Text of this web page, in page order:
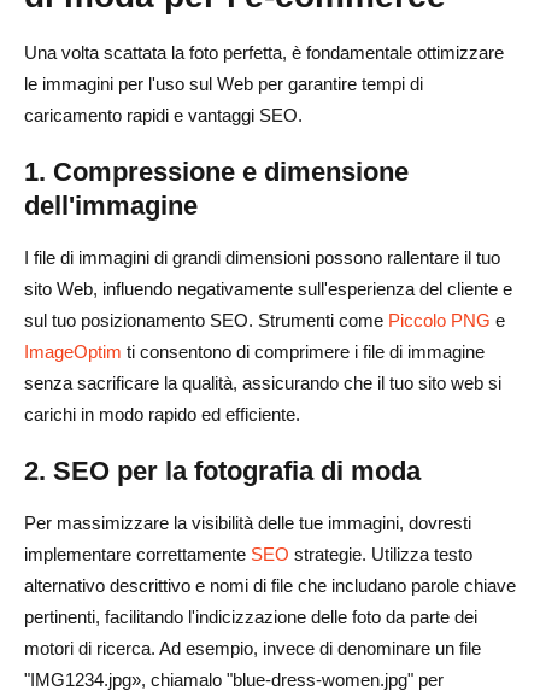
Una volta scattata la foto perfetta, è fondamentale ottimizzare
le immagini per l'uso sul Web per garantire tempi di
caricamento rapidi e vantaggi SEO.
1. Compressione e dimensione
dell'immagine
I file di immagini di grandi dimensioni possono rallentare il tuo
sito Web, influendo negativamente sull'esperienza del cliente e
sul tuo posizionamento SEO. Strumenti come Piccolo PNG e
ImageOptim ti consentono di comprimere i file di immagine
senza sacrificare la qualità, assicurando che il tuo sito web si
carichi in modo rapido ed efficiente.
2. SEO per la fotografia di moda
Per massimizzare la visibilità delle tue immagini, dovresti
implementare correttamente SEO strategie. Utilizza testo
alternativo descrittivo e nomi di file che includano parole chiave
pertinenti, facilitando l'indicizzazione delle foto da parte dei
motori di ricerca. Ad esempio, invece di denominare un file
"IMG1234.jpg», chiamalo "blue-dress-women.jpg" per